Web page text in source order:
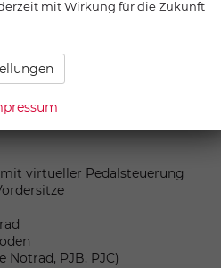
Paket:
im Kofferraum
virtueller Pedalsteuerung
Notrad, PJB, PJC)
mit Wirkung für die Zukunft